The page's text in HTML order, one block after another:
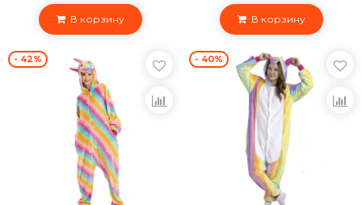
В корзину В корзину
- 42% - 40%